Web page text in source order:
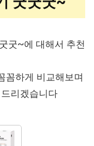
굿~에 대해서 추천
꼼하게 비교해보며
리겠습니다